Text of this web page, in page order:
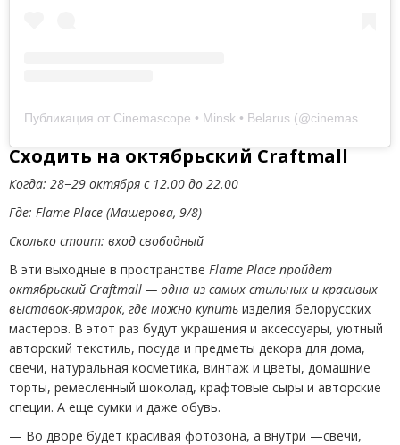
Сходить на октябрьский Craftmall
Когда: 28−29 октября с 12.00 до 22.00
Где: Flame Place (Машерова, 9/8)
Сколько стоит: вход свободный
В эти выходные в пространстве Flame Place пройдет
октябрьский Craftmall — одна из самых стильных и красивых
выставок-ярмарок, где можно купить изделия белорусских
мастеров. В этот раз будут украшения и аксессуары, уютный
авторский текстиль, посуда и предметы декора для дома,
свечи, натуральная косметика, винтаж и цветы, домашние
торты, ремесленный шоколад, крафтовые сыры и авторские
специи. А еще сумки и даже обувь.
— Во дворе будет красивая фотозона, а внутри —свечи,